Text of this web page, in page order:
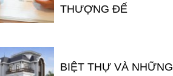
THƯỢNG ĐẾ
BIỆT THỰ VÀ NHỮNG